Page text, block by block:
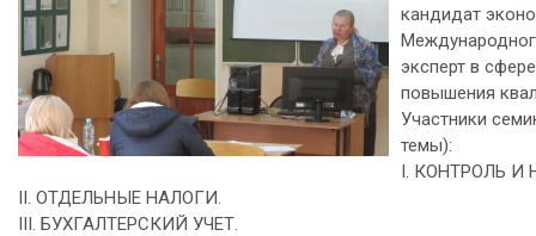
кандидат
эксперт в
повышения
Участники
темы):
I. КОНТРОЛЬ И
II. ОТДЕЛЬНЫЕ НАЛОГИ.
III. БУХГАЛТЕРСКИЙ УЧЕТ.